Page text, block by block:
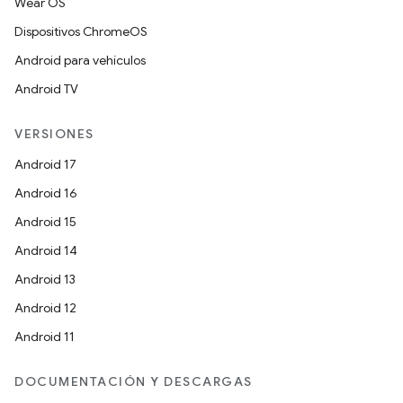
Dispositivos ChromeOS
Android para vehículos
Android TV
VERSIONES
Android 17
Android 16
Android 15
Android 14
Android 13
Android 12
Android 11
DOCUMENTACIÓN Y DESCARGAS